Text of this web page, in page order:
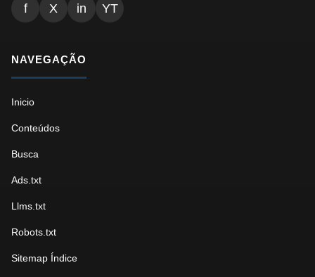
f X in YT
NAVEGAÇÃO
Inicio
Conteúdos
Busca
Ads.txt
Llms.txt
Robots.txt
Sitemap Índice